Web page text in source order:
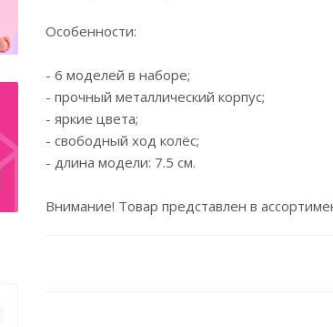
Особенности:
- 6 моделей в наборе;
- прочный металлический корпус;
- яркие цвета;
- свободный ход колёс;
- длина модели: 7.5 см.
Внимание! Товар представлен в